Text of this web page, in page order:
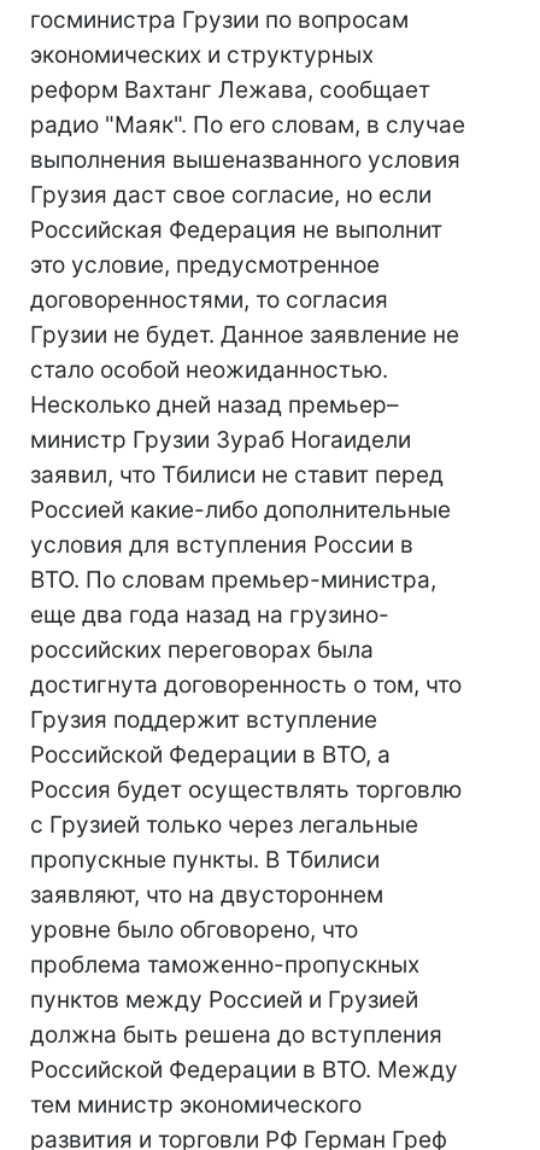
госминистра Грузии по вопросам
экономических и структурных
реформ Вахтанг Лежава, сообщает
радио "Маяк". По его словам, в случае
выполнения вышеназванного условия
Грузия даст свое согласие, но если
Российская Федерация не выполнит
это условие, предусмотренное
договоренностями, то согласия
Грузии не будет. Данное заявление не
стало особой неожиданностью.
Несколько дней назад премьер–
министр Грузии Зураб Ногаидели
заявил, что Тбилиси не ставит перед
Россией какие-либо дополнительные
условия для вступления России в
ВТО. По словам премьер-министра,
еще два года назад на грузино-
российских переговорах была
достигнута договоренность о том, что
Грузия поддержит вступление
Российской Федерации в ВТО, а
Россия будет осуществлять торговлю
с Грузией только через легальные
пропускные пункты. В Тбилиси
заявляют, что на двустороннем
уровне было обговорено, что
проблема таможенно-пропускных
пунктов между Россией и Грузией
должна быть решена до вступления
Российской Федерации в ВТО. Между
тем министр экономического
развития и торговли РФ Герман Греф